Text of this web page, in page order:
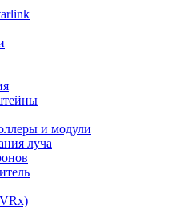
и модули
луча